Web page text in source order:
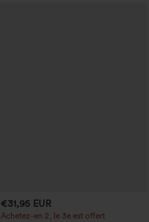
€31,95 EUR
Achetez-en 2, le 3e est offert